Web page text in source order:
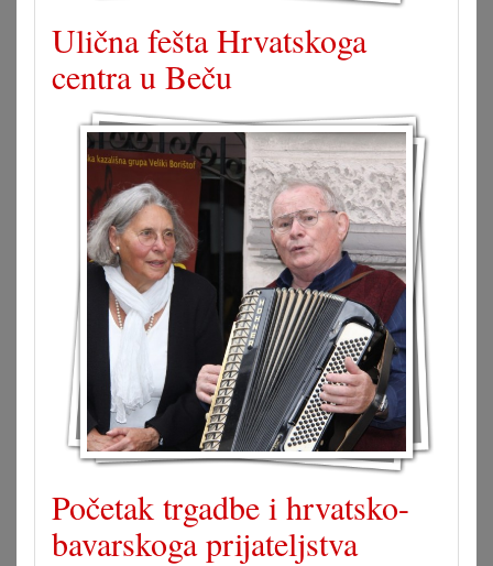
Ulična fešta Hrvatskoga
centra u Beču
Početak trgadbe i hrvatsko-
bavarskoga prijateljstva